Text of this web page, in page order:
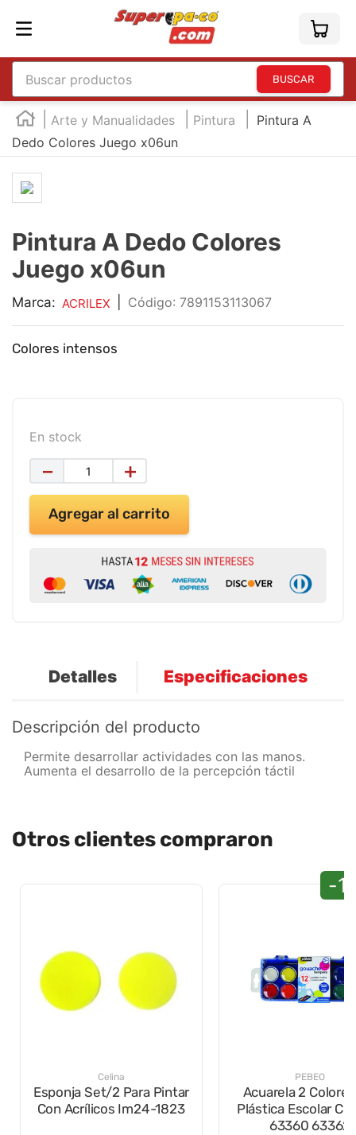
Buscar productos
Arte y Manualidades Pintura
Pintura A
Dedo Colores Juego x06un
Pintura A Dedo Colores
Juego x06un
Marca: ACRILEX : 7891153113067
Colores intensos
En stock
＋
－
Agregar al carrito
Detalles Especificaciones
Descripción del producto
Permite desarrollar actividades con las manos.
Aumenta el desarrollo de la percepción táctil
Otros clientes compraron
Celina
Esponja Set/2 Para Pintar
Con Acrílicos Im24-1823
-
PEBEO
Acuarela 2
Plástica Escolar C
63360 63362
TÉRMINOS MÁS BUSCADOS
1.
england
3
5.
mouse
6.
marcadores
7.
audifonos